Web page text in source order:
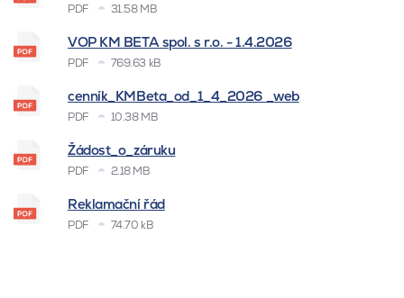
PDF 31.58 MB
VOP KM BETA spol. s r.o. - 1.4.2026
PDF 769.63 kB
cenník_KMBeta_od_1_4_2026 _web
PDF 10.38 MB
Žádost_o_záruku
PDF 2.18 MB
Reklamační řád
PDF 74.70 kB